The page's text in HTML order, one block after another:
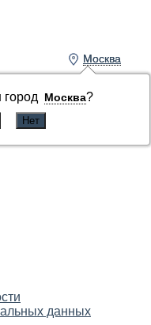
данных
Москва
Москва?
Москва
Москва?